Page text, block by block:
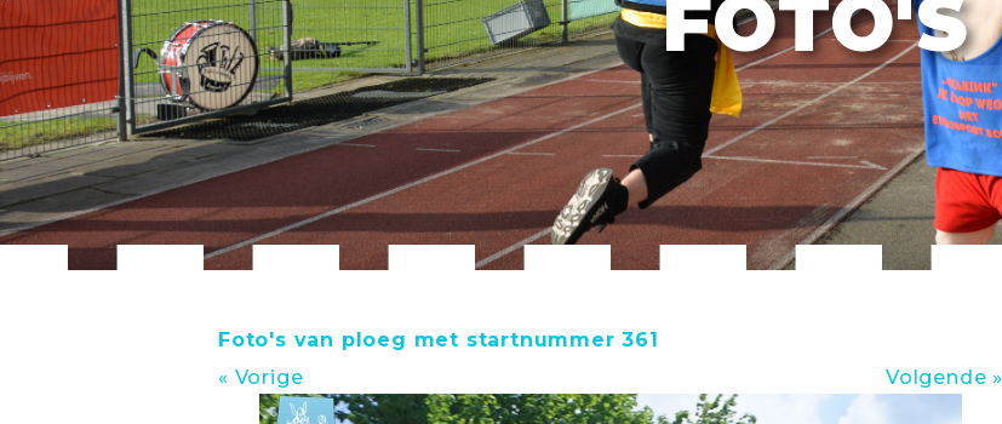
FOTO'S
Foto's van ploeg met startnummer 361
« Vorige
Volgende »